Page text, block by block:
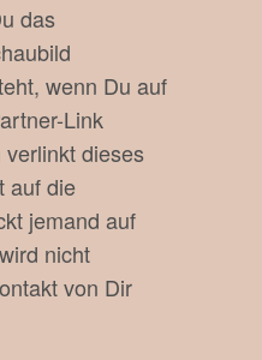
das
wenn Du auf
Link
dieses
auf die
jemand auf
nicht
von Dir